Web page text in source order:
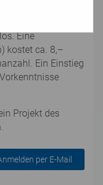
Eine
kostet ca. 8,–
Ein Einstieg
Projekt des
per E-Mail